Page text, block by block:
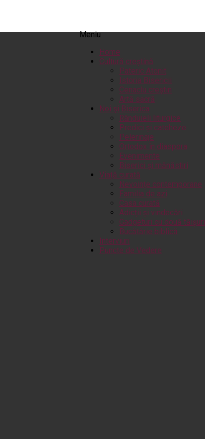
Meniu
Home
Cultură creștină
Pateric Atonit
Istoria Bisericii
Cenaclu creștin
Artă sacră
Noi și Biserica
Rânduieli liturgice
Predici și cateheze
Pelerinaje
Ortodox în diaspora
Evenimente
Biserici și mănăstiri
Viață curată
Nevoințe contemporane
Familia de azi
Casa curată
Adicții și vindecări
Gadgeturi cu două tăișuri
Bucătărie biblică
Interviuri
Puncte de Vedere